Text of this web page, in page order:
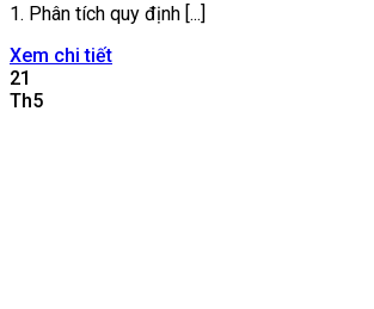
1. Phân tích quy định [...]
Xem chi tiết
21
Th5